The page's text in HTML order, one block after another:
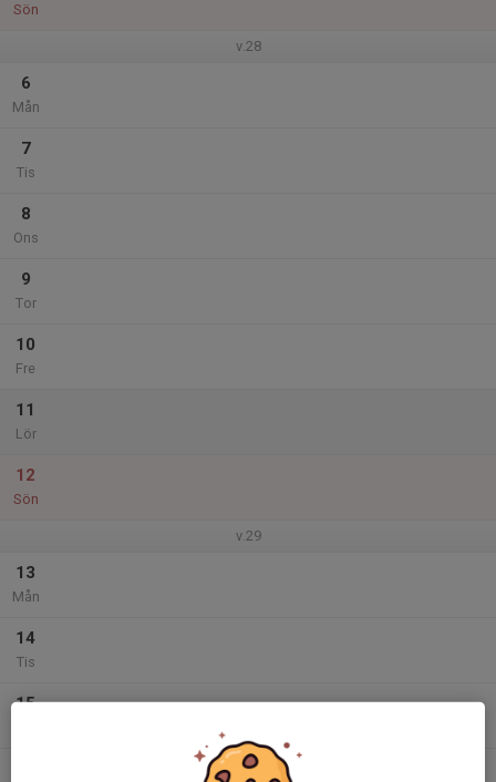
Sön
v.28
6
Mån
7
Tis
8
Ons
9
Tor
10
Fre
11
Lör
12
Sön
v.29
13
Mån
14
Tis
15